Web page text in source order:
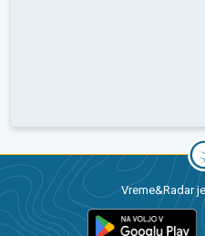
Vreme&Radar